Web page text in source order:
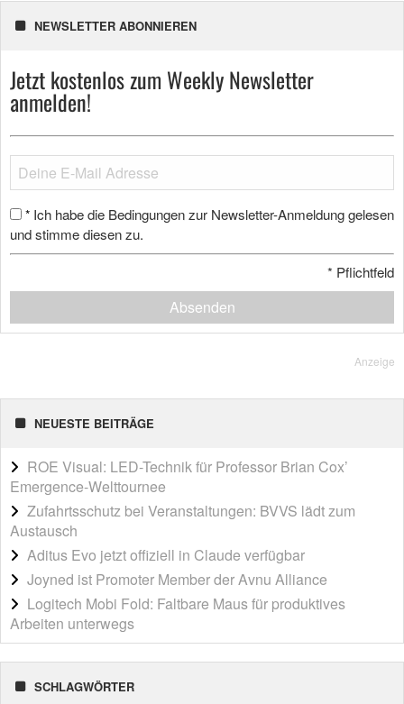
NEWSLETTER ABONNIEREN
Jetzt kostenlos zum Weekly Newsletter
anmelden!
* Ich habe die Bedingungen zur Newsletter-Anmeldung gelesen
und stimme diesen zu.
* Pflichtfeld
Absenden
Anzeige
NEUESTE BEITRÄGE
ROE Visual: LED-Technik für Professor Brian Cox’
Emergence-Welttournee
Zufahrtsschutz bei Veranstaltungen: BVVS lädt zum
Austausch
Aditus Evo jetzt offiziell in Claude verfügbar
Joyned ist Promoter Member der Avnu Alliance
Logitech Mobi Fold: Faltbare Maus für produktives
Arbeiten unterwegs
SCHLAGWÖRTER